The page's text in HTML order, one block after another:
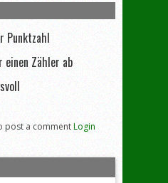
Punktzahl
Zähler ab
post a commentLogin